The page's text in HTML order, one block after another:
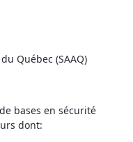
Québec (SAAQ)
bases en sécurité
dont: